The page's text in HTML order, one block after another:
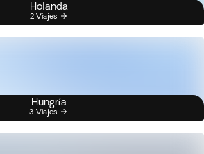
Holanda
2 Viajes
Hungría
3 Viajes